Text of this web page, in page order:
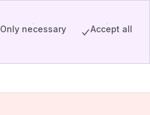
Only necessary Accept all